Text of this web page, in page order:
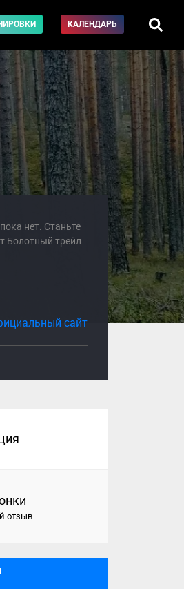
КАЛЕНДАРЬ
нет. Станьте
Болотный трейл
сайт
отзыв